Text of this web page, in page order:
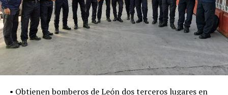
• Obtienen bomberos de León dos terceros lugares en